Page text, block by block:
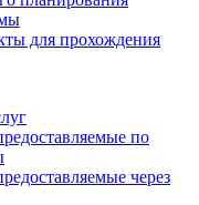
для прохождения
по
через